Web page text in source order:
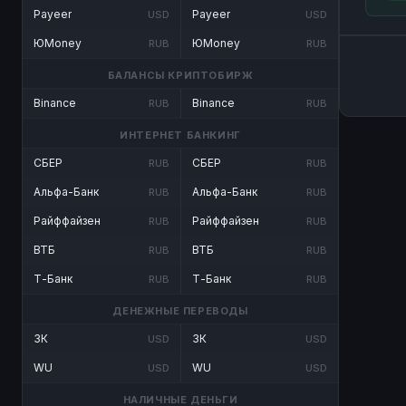
Payeer USD
ЮMoney RUB
Payeer USD
ЮMoney RUB
БАЛАНСЫ КРИПТОБИРЖ
Binance RUB Binance RUB
ИНТЕРНЕТ БАНКИНГ
СБЕР RUB
Альфа-Банк RUB
Райффайзен RUB
ВТБ RUB
Т-Банк RUB
СБЕР RUB
Альфа-Банк RUB
Райффайзен RUB
ВТБ RUB
Т-Банк RUB
ДЕНЕЖНЫЕ ПЕРЕВОДЫ
ЗК USD
WU USD
ЗК USD
WU USD
НАЛИЧНЫЕ ДЕНЬГИ